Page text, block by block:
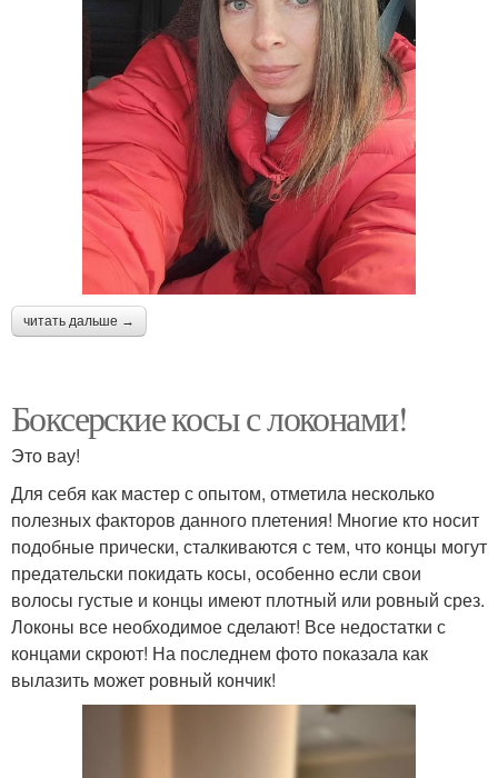
читать дальше →
Боксерские косы с локонами!
Это вау!
Для себя как мастер с опытом, отметила несколько
полезных факторов данного плетения! Многие кто носит
подобные прически, сталкиваются с тем, что концы могут
предательски покидать косы, особенно если свои
волосы густые и концы имеют плотный или ровный срез.
Локоны все необходимое сделают! Все недостатки с
концами скроют! На последнем фото показала как
вылазить может ровный кончик!